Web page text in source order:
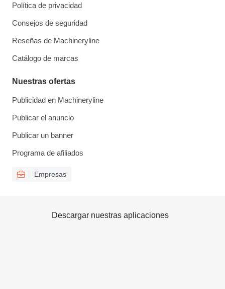
Política de privacidad
Consejos de seguridad
Reseñas de Machineryline
Catálogo de marcas
Nuestras ofertas
Publicidad en Machineryline
Publicar el anuncio
Publicar un banner
Programa de afiliados
Empresas
Descargar nuestras aplicaciones